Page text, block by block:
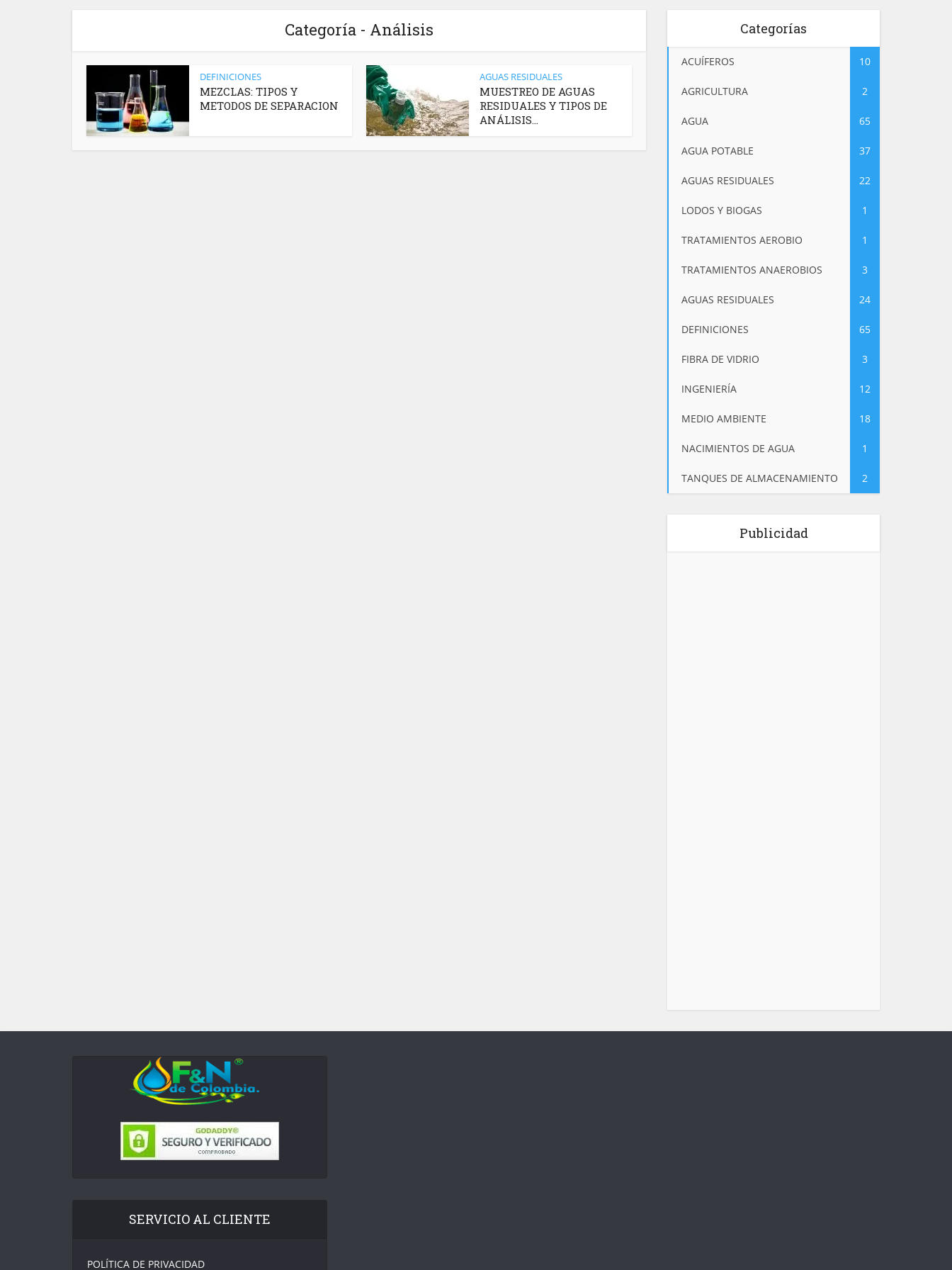
Categoría - Análisis
DEFINICIONES
MEZCLAS: TIPOS Y
METODOS DE SEPARACION
AGUAS RESIDUALES
MUESTREO DE AGUAS
RESIDUALES Y TIPOS DE
ANÁLISIS...
Categorías
ACUÍFEROS 10
AGRICULTURA 2
AGUA 65
AGUA POTABLE 37
AGUAS RESIDUALES 22
LODOS Y BIOGAS 1
TRATAMIENTOS AEROBIO 1
TRATAMIENTOS ANAEROBIOS 3
AGUAS RESIDUALES 24
DEFINICIONES 65
FIBRA DE VIDRIO 3
INGENIERÍA 12
MEDIO AMBIENTE 18
NACIMIENTOS DE AGUA 1
TANQUES DE ALMACENAMIENTO 2
Publicidad
SERVICIO AL CLIENTE
POLÍTICA DE PRIVACIDAD